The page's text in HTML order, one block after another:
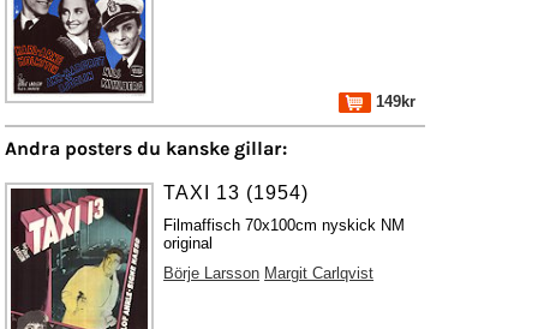
149kr
Andra posters du kanske gillar:
TAXI 13 (1954)
Filmaffisch 70x100cm nyskick NM
original
Börje Larsson Margit Carlqvist